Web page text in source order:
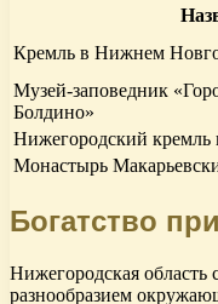
Кремль в Нижнем
Музей-заповедник
Болдино»
Нижегородский кремль
Монастырь
Богатство
Нижегородская область
разнообразием